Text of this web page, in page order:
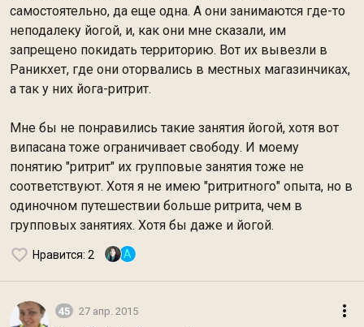
самостоятельно, да еще одна. А они занимаются где-то
неподалеку йогой, и, как они мне сказали, им
запрещено покидать территорию. Вот их вывезли в
Раникхет, где они оторвались в местных магазинчиках,
а так у них йога-ритрит.
Мне бы не понравились такие занятия йогой, хотя вот
випасана тоже ограничивает свободу. И моему
понятию "ритрит" их групповые занятия тоже не
соответствуют. Хотя я не имею "ритритного" опыта, но в
одиночном путешествии больше ритрита, чем в
групповых занятиях. Хотя бы даже и йогой.
Нравится: 2 A
45 27 апр. 2015